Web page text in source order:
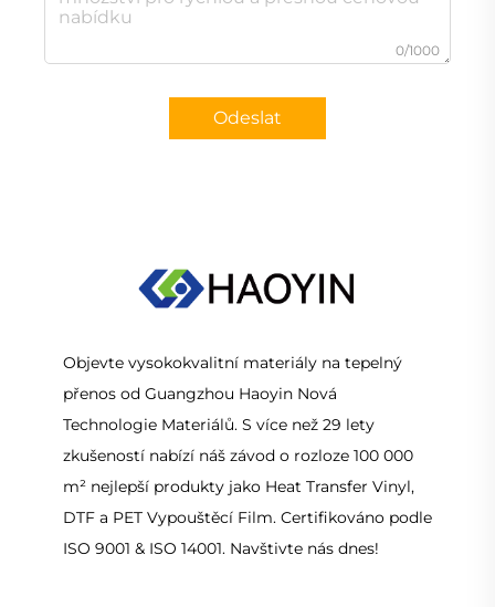
0/1000
Odeslat
Objevte vysokokvalitní materiály na tepelný
přenos od Guangzhou Haoyin Nová
Technologie Materiálů. S více než 29 lety
zkušeností nabízí náš závod o rozloze 100 000
m² nejlepší produkty jako Heat Transfer Vinyl,
DTF a PET Vypouštěcí Film. Certifikováno podle
ISO 9001 & ISO 14001. Navštivte nás dnes!